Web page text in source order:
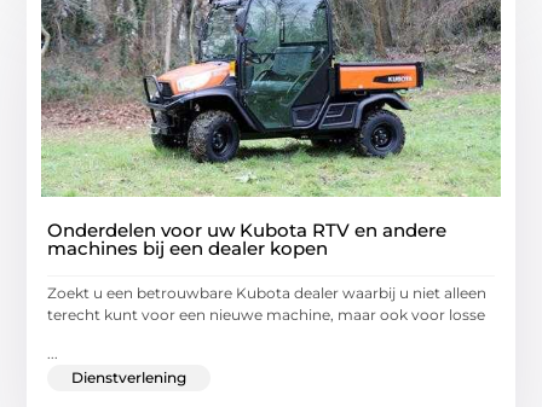
Onderdelen voor uw Kubota RTV en andere
machines bij een dealer kopen
Zoekt u een betrouwbare Kubota dealer waarbij u niet alleen
terecht kunt voor een nieuwe machine, maar ook voor losse
...
Dienstverlening